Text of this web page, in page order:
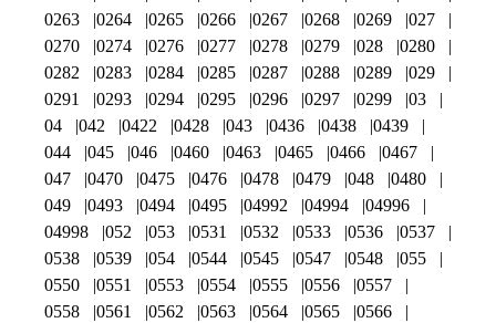
0263
0264 0265 0266 0267 0268 0269
027
0270
0274 0276 0277 0278 0279 028
0280
0282
0283 0284 0285 0287 0288 0289
029
0291
0293 0294 0295 0296 0297 0299
03
04
042 0422 0428 043 0436 0438
0439
044
045 046 0460 0463 0465 0466
0467
047
0470 0475 0476 0478 0479 048
0480
049
0493 0494 0495 04992 04994
04996
04998
052 053 0531 0532 0533 0536
0537
0538
0539 054 0544 0545 0547 0548
055
0550
0551 0553 0554 0555 0556
0557
0558
0561 0562 0563 0564 0565
0566